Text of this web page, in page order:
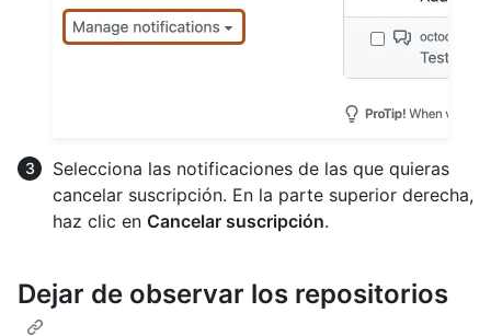
Selecciona las notificaciones de las que quieras
cancelar suscripción. En la parte superior derecha,
haz clic en Cancelar suscripción.
Dejar de observar los repositorios